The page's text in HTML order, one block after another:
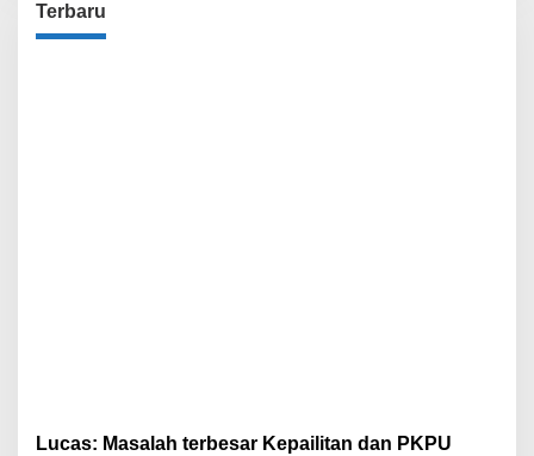
Terbaru
Lucas: Masalah terbesar Kepailitan dan PKPU